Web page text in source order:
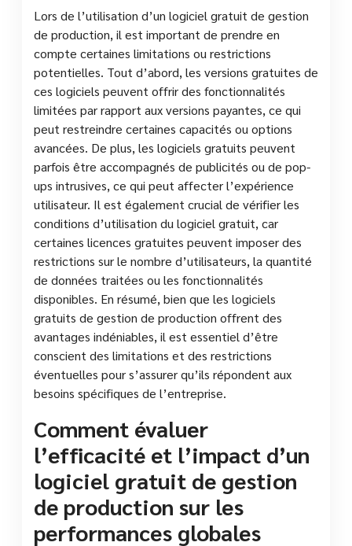
Lors de l’utilisation d’un logiciel gratuit de gestion
de production, il est important de prendre en
compte certaines limitations ou restrictions
potentielles. Tout d’abord, les versions gratuites de
ces logiciels peuvent offrir des fonctionnalités
limitées par rapport aux versions payantes, ce qui
peut restreindre certaines capacités ou options
avancées. De plus, les logiciels gratuits peuvent
parfois être accompagnés de publicités ou de pop-
ups intrusives, ce qui peut affecter l’expérience
utilisateur. Il est également crucial de vérifier les
conditions d’utilisation du logiciel gratuit, car
certaines licences gratuites peuvent imposer des
restrictions sur le nombre d’utilisateurs, la quantité
de données traitées ou les fonctionnalités
disponibles. En résumé, bien que les logiciels
gratuits de gestion de production offrent des
avantages indéniables, il est essentiel d’être
conscient des limitations et des restrictions
éventuelles pour s’assurer qu’ils répondent aux
besoins spécifiques de l’entreprise.
Comment évaluer
l’efficacité et l’impact d’un
logiciel gratuit de gestion
de production sur les
performances globales